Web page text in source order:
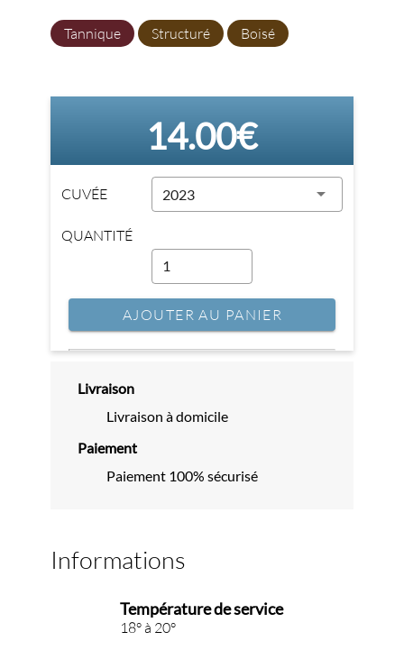
Tannique Structuré Boisé
14.00€
CUVÉE 2023
QUANTITÉ
AJOUTER AU PANIER
Livraison
Livraison à domicile
Paiement
Paiement 100% sécurisé
Informations
Température de service
18° à 20°